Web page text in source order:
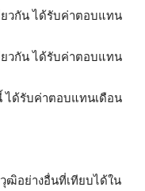
วกัน ได้รับค่าตอบแทน
วกัน ได้รับค่าตอบแทน
ได้รับค่าตอบแทนเดือน
ฒิอย่างอื่นที่เทียบได้ใน